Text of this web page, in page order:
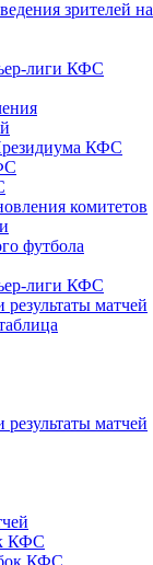
зрителей
лиги КФС
КФС
комитетов
футбола
лиги КФС
результаты матчей
результаты матчей
КФС
КФС